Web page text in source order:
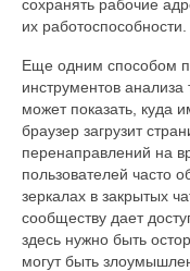
сохранять рабочие
их работоспособности.
Еще одним способом
инструментов
может показать, куда
браузер загрузит
перенаправлений на
пользователей часто
зеркалах в закрытых
сообществу дает
здесь нужно быть
могут быть